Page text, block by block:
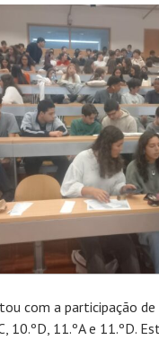
com a participação
10.ºD, 11.ºA e 11.ºD.